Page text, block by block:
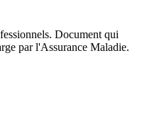
Document qui
par l'Assurance Maladie.